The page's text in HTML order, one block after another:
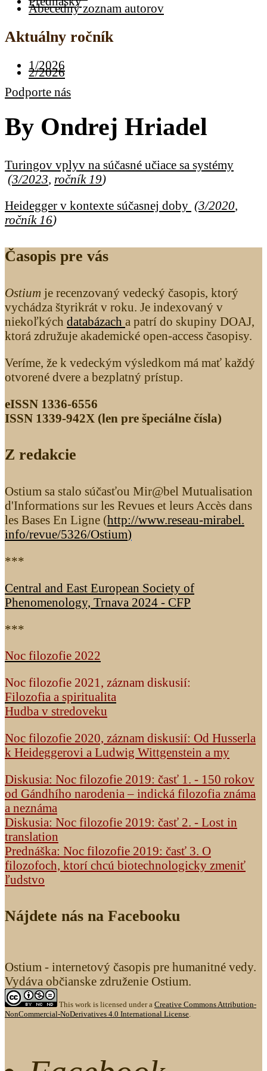
Abecedný zoznam autorov
Aktuálny ročník
1/2026
2/2026
Podporte nás
By Ondrej Hriadel
Turingov vplyv na súčasné učiace sa systémy
(3/2023 ročník 19)
Heidegger v kontexte súčasnej doby (3/2020,
ročník 16)
Časopis pre vás
Ostium je recenzovaný vedecký časopis, ktorý
vychádza štyrikrát v roku. Je indexovaný v
niekoľkých databázach a patrí do skupiny DOAJ,
ktorá združuje akademické open-access časopisy.
Veríme, že k vedeckým výsledkom má mať každý
otvorené dvere a bezplatný prístup.
eISSN 1336-6556
ISSN 1339­-942X (len pre špeciálne čísla)
Z redakcie
Ostium sa stalo súčasťou Mir@bel Mutualisation
d'Informations sur les Revues et leurs Accès dans
les Bases En Ligne (http://www.reseau-mirabel.
info/revue/5326/Ostium)
***
Central and East European Society of
Phenomenology, Trnava 2024 - CFP
***
Noc filozofie 2022
Noc filozofie 2021, záznam diskusií:
Filozofia a spiritualita
Hudba v stredoveku
Noc filozofie 2020, záznam diskusií: Od Husserla
k Heideggerovi a Ludwig Wittgenstein a my
Diskusia: Noc filozofie 2019: časť 1. - 150 rokov
od Gándhího narodenia – indická filozofia známa
a neznáma
Diskusia: Noc filozofie 2019: časť 2. - Lost in
translation
Prednáška: Noc filozofie 2019: časť 3. O
filozofoch, ktorí chcú biotechnologicky zmeniť
ľudstvo
Nájdete nás na Facebooku
Ostium - internetový časopis pre humanitné vedy.
Vydáva občianske združenie Ostium.
This work is licensed under a Creative Commons Attribution-
NonCommercial-NoDerivatives 4.0 International License